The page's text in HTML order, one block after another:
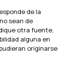
de la
sean de
otra fuente,
alguna en
originarse